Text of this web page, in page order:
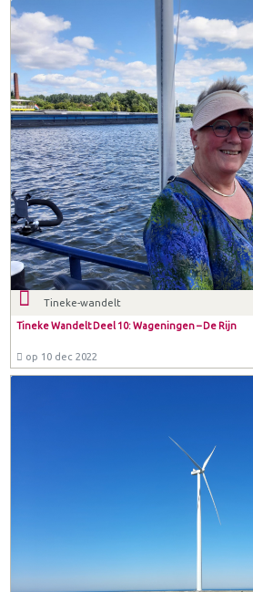
Tineke-wandelt
Tineke Wandelt Deel 10: Wageningen – De Rijn
op 10 dec 2022